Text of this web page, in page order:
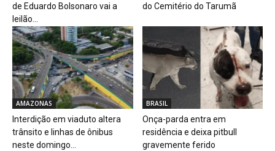
de Eduardo Bolsonaro vai a
leilão...
do Cemitério do Tarumã
AMAZONAS
Interdição em viaduto altera
trânsito e linhas de ônibus
neste domingo...
BRASIL
Onça-parda entra em
residência e deixa pitbull
gravemente ferido